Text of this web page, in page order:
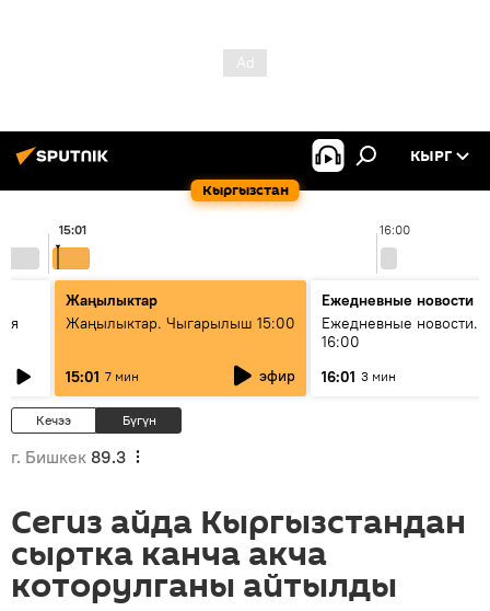
Кыргызстан
КЫРГ
16:00
15:01
Жаңылыктар
Жаңылыктар. Чыгарылыш 15:00
15:01 7 мин эфир
Ежедневные новости
Ежедневные новости.
16:00
16:01 3 мин
Кечээ Бүгүн
г. Бишкек 89.3
Сегиз айда Кыргызстандан
сыртка канча акча
которулганы айтылды